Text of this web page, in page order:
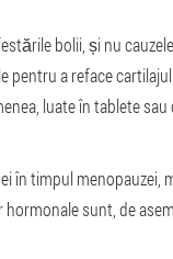
bolii, și nu
a reface
luate în tablete
în timpul menopauzei,
sunt, de